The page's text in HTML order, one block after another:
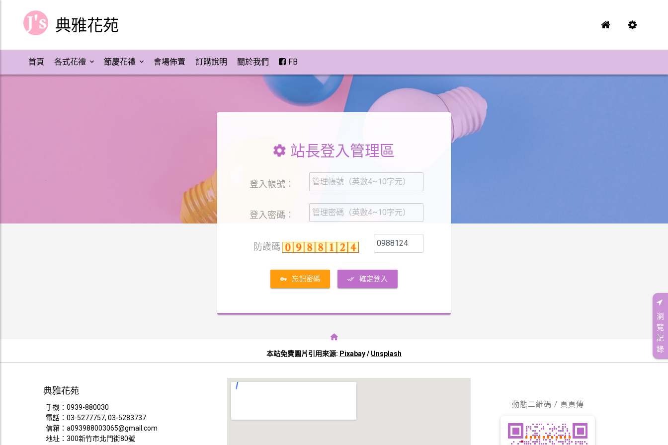
典雅花苑
首頁 各式花禮 節慶花禮 會場佈置 訂購說明 關於我們 FB
站長登入管理區
登入帳號：
登入密碼：
防護碼
忘記密碼 確定登入
本站免費圖片引用來源: Pixabay/ Unsplash
典雅花苑
手機： 0939-880030
電話： 03-5277757, 03-5283737
信箱： a093988003065@gmail.com
地址：300新竹市北門街80號
動態二維碼 / 頁頁傳
瀏
覽
記
錄